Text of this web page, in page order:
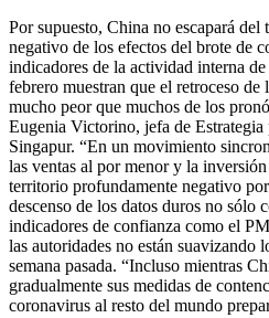
Por supuesto, China no escapará
negativo de los efectos del brote de
indicadores de la actividad interna de
febrero muestran que el retroceso
mucho peor que muchos de los
Eugenia Victorino, jefa de Estrategia
Singapur. “En un movimiento
las ventas al por menor y la
territorio profundamente negativo
descenso de los datos duros no sólo
indicadores de confianza como el
las autoridades no están suavizando
semana pasada. “Incluso mientras
gradualmente sus medidas de
coronavirus al resto del mundo